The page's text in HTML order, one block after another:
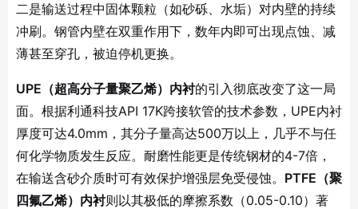
二是输送过程中固体颗粒（如砂砾、水垢）对内壁的持续
冲刷。钢管内壁在双重作用下，数年内即可出现点蚀、减
薄甚至穿孔，被迫停机更换。
UPE（超高分子量聚乙烯）内衬的引入彻底改变了这一局
面。根据利通科技API 17K跨接软管的技术参数，UPE内衬
厚度可达4.0mm，其分子量高达500万以上，几乎不与任
何化学物质发生反应。耐磨性能更是传统钢材的4-7倍，
在输送含砂介质时可有效保护增强层免受侵蚀。 PTFE（聚
四氟乙烯）内衬则以其极低的摩擦系数（0.05-0.10）著